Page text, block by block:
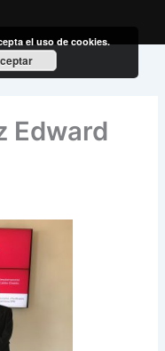
Edward
el uso de cookies.